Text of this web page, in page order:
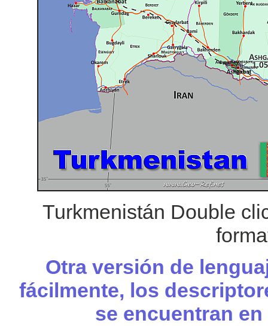
Turkmenistán Double
Otra versión de
fácilmente, los
se encuentran